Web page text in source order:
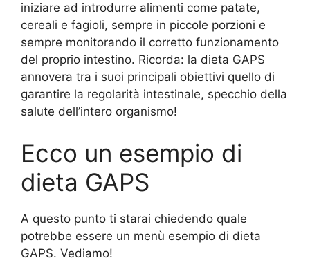
iniziare ad introdurre alimenti come patate,
cereali e fagioli, sempre in piccole porzioni e
sempre monitorando il corretto funzionamento
del proprio intestino. Ricorda: la dieta GAPS
annovera tra i suoi principali obiettivi quello di
garantire la regolarità intestinale, specchio della
salute dell’intero organismo!
Ecco un esempio di
dieta GAPS
A questo punto ti starai chiedendo quale
potrebbe essere un menù esempio di dieta
GAPS. Vediamo!